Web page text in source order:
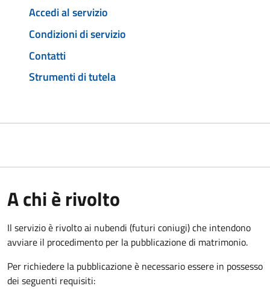
Accedi al servizio
Condizioni di servizio
Contatti
Strumenti di tutela
A chi è rivolto
Il servizio è rivolto ai nubendi (futuri coniugi) che intendono
avviare il procedimento per la pubblicazione di matrimonio.
Per richiedere la pubblicazione è necessario essere in possesso
dei seguenti requisiti: